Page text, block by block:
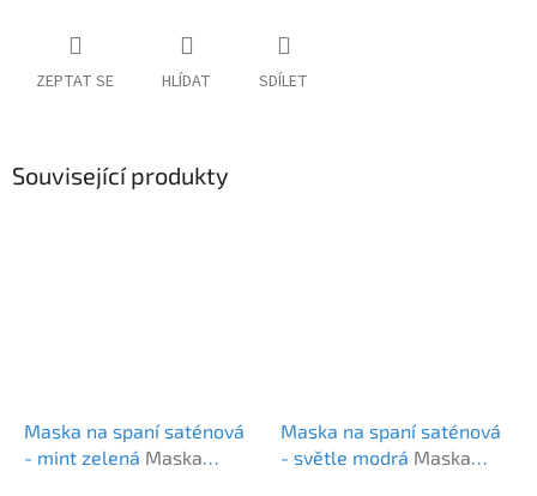
ZEPTAT SE HLÍDAT SDÍLET
Související produkty
Maska na spaní saténová
- mint zelená Maska
Maska na spaní saténová
- světle modrá Maska